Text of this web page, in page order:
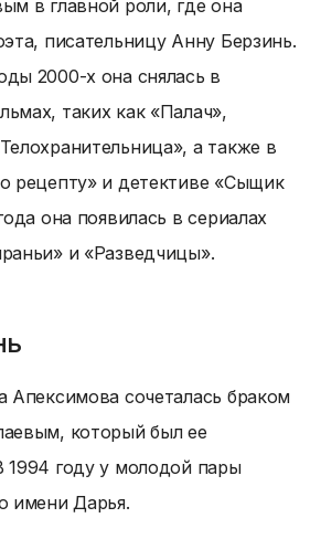
в главной роли, где она
писательницу Анну Берзинь.
2000-х она снялась в
таких как «Палач»,
а также в
рецепту» и детективе «Сыщик
она появилась в сериалах
и «Разведчицы».
Апексимова сочеталась браком
который был ее
1994 году у молодой пары
имени Дарья.